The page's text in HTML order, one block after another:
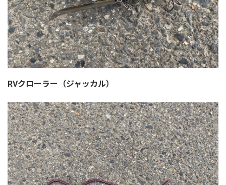
RVクローラー（ジャッカル）